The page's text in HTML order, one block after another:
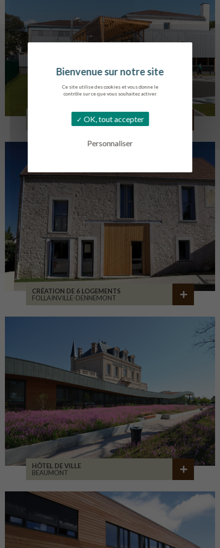
Ce site utilise des cookies et vous donne le
contrôle sur ce que vous souhaitez activer.
OK, tout accepter
Personnaliser
COLLÈGE MONTMORENCY
BOURBONNE-LES-BAINS
CRÉATION DE 6 LOGEMENTS
FOLLAINVILLE-DENNEMONT
HÔTEL DE VILLE
BEAUMONT